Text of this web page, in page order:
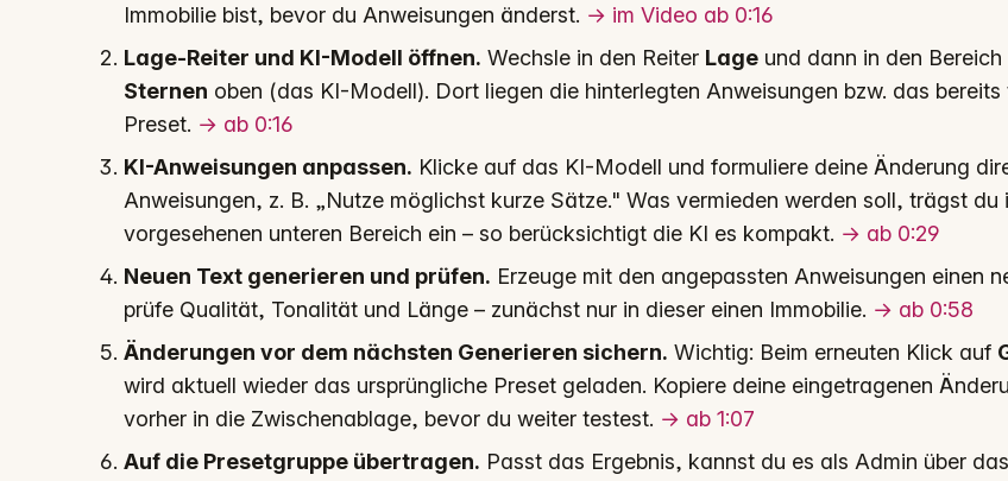
Immobilie bist, bevor du Anweisungen änderst. → im Video ab 0:16
Lage-Reiter und KI-Modell öffnen. Wechsle in den Reiter Lage und dann in den Bereich
Sternen oben (das KI-Modell). Dort liegen die hinterlegten Anweisungen bzw. das bereits
Preset. → ab 0:16
KI-Anweisungen anpassen. Klicke auf das KI-Modell und formuliere deine Änderung
Anweisungen, z. B. „Nutze möglichst kurze Sätze." Was vermieden werden soll, trägst du
vorgesehenen unteren Bereich ein – so berücksichtigt die KI es kompakt. → ab 0:29
Neuen Text generieren und prüfen. Erzeuge mit den angepassten Anweisungen einen
prüfe Qualität, Tonalität und Länge – zunächst nur in dieser einen Immobilie. → ab 0:58
Änderungen vor dem nächsten Generieren sichern. Wichtig: Beim erneuten Klick auf
wird aktuell wieder das ursprüngliche Preset geladen. Kopiere deine eingetragenen
vorher in die Zwischenablage, bevor du weiter testest. → ab 1:07
Auf die Presetgruppe übertragen. Passt das Ergebnis, kannst du es als Admin über